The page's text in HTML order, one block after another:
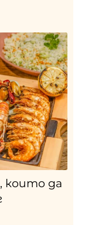
които да